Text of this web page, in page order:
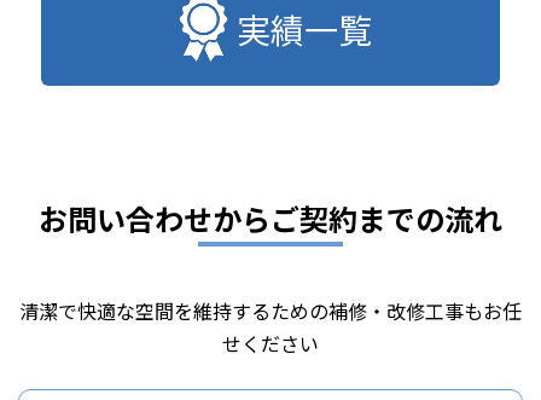
実績一覧
お問い合わせからご契約までの流れ
清潔で快適な空間を維持するための補修・改修工事もお任
せください